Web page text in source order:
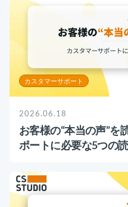
カスタマーサポート
2026.06.18
お客様の“本当の声”を
ポートに必要な5つの